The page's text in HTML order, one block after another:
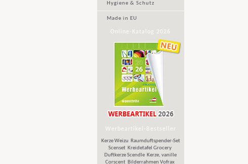
Hygiene & Schutz
Made in EU
Online-Katalog 2026
Werbeartikel-Bestseller
Kerze Weizu Raumduftspender-Set
Scenset Kreidetafel Grocery
Duftkerze Scendle Kerze, vanille
Corscent Bilderrahmen Vofrax